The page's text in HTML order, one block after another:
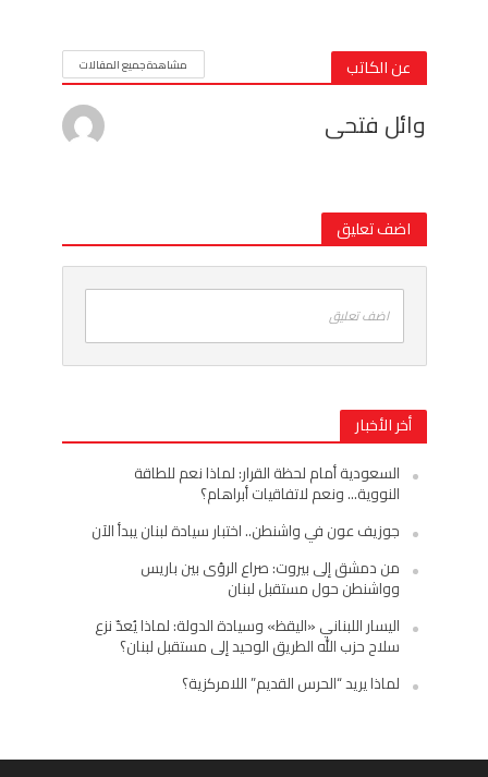
عن الكاتب مشاهدة جميع المقالات
وائل فتحى
اضف تعليق
اضف تعليق
أخر الأخبار
السعودية أمام لحظة القرار: لماذا نعم للطاقة
النووية… ونعم لاتفاقيات أبراهام؟
جوزيف عون في واشنطن.. اختبار سيادة لبنان يبدأ الآن
من دمشق إلى بيروت: صراع الرؤى بين باريس
وواشنطن حول مستقبل لبنان
اليسار اللبناني «اليقظ» وسيادة الدولة: لماذا يُعدّ نزع
سلاح حزب الله الطريق الوحيد إلى مستقبل لبنان؟
لماذا يريد “الحرس القديم” اللامركزية؟